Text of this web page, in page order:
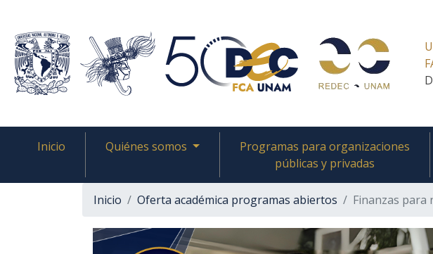
Inicio Quiénes somos
Programas para organizaciones
públicas y privadas
Inicio Oferta académica programas abiertos Finanzas para